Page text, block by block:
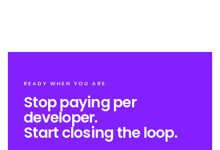
READY WHEN YOU ARE
Stop paying per
developer.
Start closing the loop.